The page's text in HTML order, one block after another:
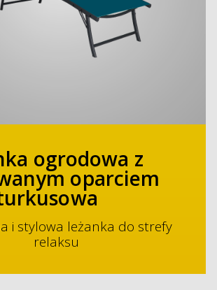
ogrodowa z
oparciem
i stylowa leżanka do strefy
relaksu